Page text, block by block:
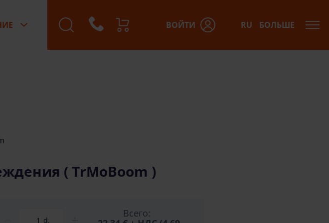
ВОЙТИ RU БОЛЬШЕ
( TrMoBoom )
d.
Всего: